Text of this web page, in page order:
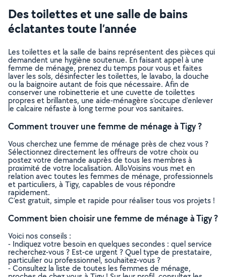
Des toilettes et une salle de bains
éclatantes toute l’année
Les toilettes et la salle de bains représentent des pièces qui
demandent une hygiène soutenue. En faisant appel à une
femme de ménage, prenez du temps pour vous et faites
laver les sols, désinfecter les toilettes, le lavabo, la douche
ou la baignoire autant de fois que nécessaire. Afin de
conserver une robinetterie et une cuvette de toilettes
propres et brillantes, une aide-ménagère s’occupe d’enlever
le calcaire néfaste à long terme pour vos sanitaires.
Comment trouver une femme de ménage à Tigy ?
Vous cherchez une femme de ménage près de chez vous ?
Sélectionnez directement les offreurs de votre choix ou
postez votre demande auprès de tous les membres à
proximité de votre localisation. AlloVoisins vous met en
relation avec toutes les femmes de ménage, professionnels
et particuliers, à Tigy, capables de vous répondre
rapidement.
C’est gratuit, simple et rapide pour réaliser tous vos projets !
Comment bien choisir une femme de ménage à Tigy ?
Voici nos conseils :
- Indiquez votre besoin en quelques secondes : quel service
recherchez-vous ? Est-ce urgent ? Quel type de prestataire,
particulier ou professionnel, souhaitez-vous ?
- Consultez la liste de toutes les femmes de ménage,